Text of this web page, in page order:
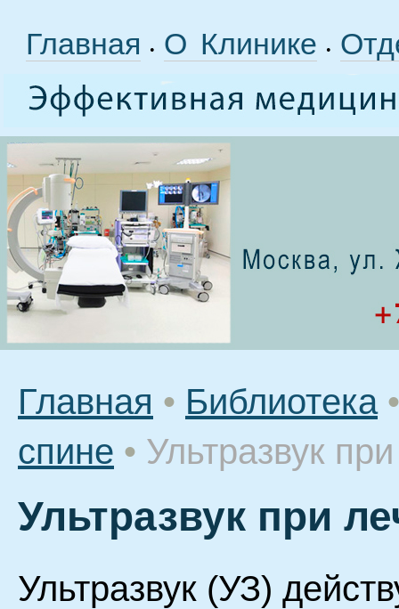
Главная • О Клинике •
Главная • Библиотека •
спине • Ультразвук
Ультразвук при
Ультразвук (УЗ)